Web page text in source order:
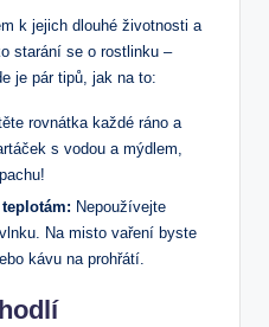
k jejich dlouhé životnosti a
starání se o rostlinku –
je pár tipů, jak na to:
rovnátka každé ráno a
s vodou a mýdlem,
Nepoužívejte
Na misto vaření byste
kávu na prohřátí.